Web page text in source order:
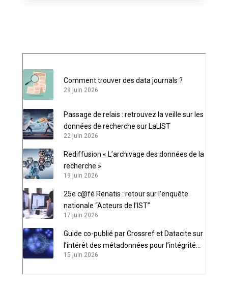
Comment trouver des data journals ?
29 juin 2026
Passage de relais : retrouvez la veille sur les
données de recherche sur LaLIST
22 juin 2026
Rediffusion « L’archivage des données de la
recherche »
19 juin 2026
25e c@fé Renatis : retour sur l’enquête
nationale “Acteurs de l’IST”
17 juin 2026
Guide co-publié par Crossref et Datacite sur
l’intérêt des métadonnées pour l’intégrité
scientifique
15 juin 2026